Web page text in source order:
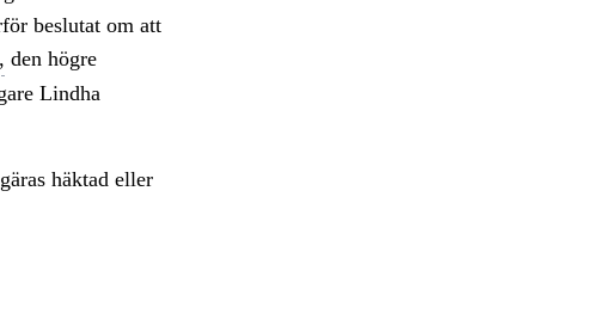
beslutat om att
den högre
Lindha
häktad eller